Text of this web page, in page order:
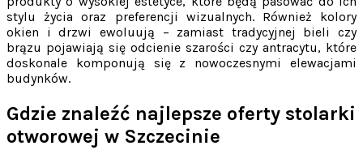
stylu życia oraz preferencji wizualnych. Również kolory
okien i drzwi ewoluują – zamiast tradycyjnej bieli czy
brązu pojawiają się odcienie szarości czy antracytu, które
doskonale komponują się z nowoczesnymi elewacjami
budynków.
Gdzie znaleźć najlepsze oferty stolarki
otworowej w Szczecinie